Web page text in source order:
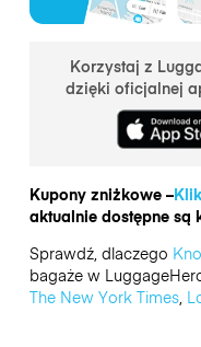
Korzystaj z
dzięki oficjalnej
Kupony zniżkowe –
aktualnie dostępne są
Sprawdź, dlaczego
bagaże w
The New York Times,